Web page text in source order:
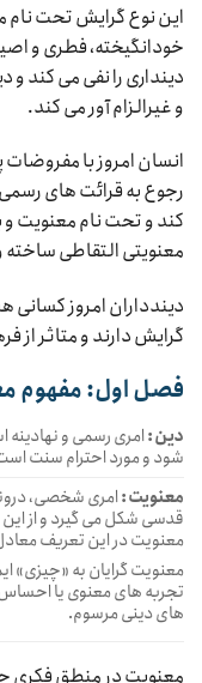
این نوع گرایش تحت نام
خودانگیخته، فطری و
دینداری را نفی می کند و
و غیرالزام آور می کند.
انسان امروز با مفروضات
رجوع به قرائت های
کند و تحت نام معنویت و
معنویتی التقاطی
دیندداران امروز کسانی
گرایش دارند و متاثر
فصل اول: مفهوم
دین:امری رسمی و
شود و مورد احترام سنت
معنویت:امری شخصی،
قدسی شکل می گیرد و از
معنویت در این تعریف
معنویت گرایان به «چیزی»
تجربه های معنوی یا
های دینی مرسوم.
معنویت در منطق فکری